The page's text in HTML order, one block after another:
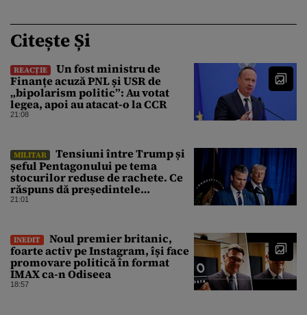
Citește Și
REACȚIE
Un fost ministru de
Finanțe acuză PNL și USR de
„bipolarism politic”: Au votat
legea, apoi au atacat-o la CCR
21:08
MILITAR
Tensiuni între Trump și
șeful Pentagonului pe tema
stocurilor reduse de rachete. Ce
răspuns dă președintele
american
21:01
INEDIT
Noul premier britanic,
foarte activ pe Instagram, își face
promovare politică în format
IMAX ca-n Odiseea
18:57